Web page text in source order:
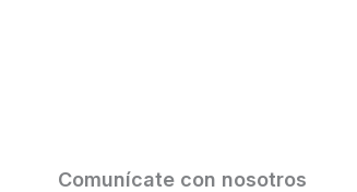
Comunícate con nosotros